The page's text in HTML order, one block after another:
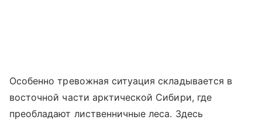
Особенно тревожная ситуация складывается в
восточной части арктической Сибири, где
преобладают лиственничные леса. Здесь